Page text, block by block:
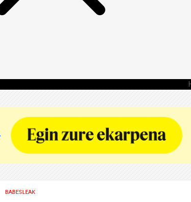
BABESLEAK